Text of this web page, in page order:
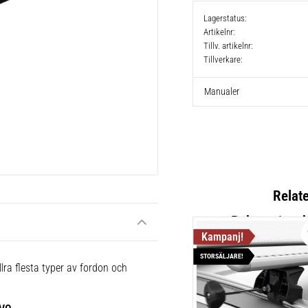
Lagerstatus
Artikelnr
Tillv. artikelnr
Tillverkare
Manualer
flesta typer av fordon och
Thule
STORSÄLJARE!